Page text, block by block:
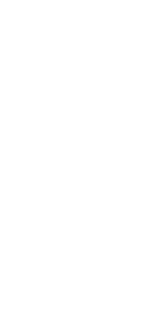
los tumores (cohorte de
el Registro Español de
2023 (último con datos
En esta etapa, las
incidencia estable de
nervioso central
sólidos más frecuentes. En
tumores óseos, tal como
https://www.101tv.es/el-
internacional-contra-el-